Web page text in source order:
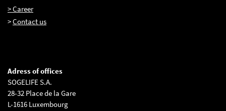
> Career
>Contact us
Adress of offices
SOGELIFE S.A.
28-32 Place de la Gare
L-1616 Luxembourg